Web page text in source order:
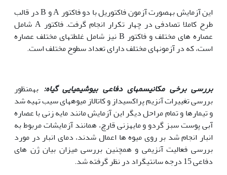
این آزمایش بهصورت آزمون فاکتوریل با دو فاکتور A و B در قالب
طرح کاملا تصادفی در چهار تکرار انجام گرفت. فاکتور A شامل
عصاره های مختلف و فاکتور B نیز شامل غلطت­های مختلف عصاره
است، که در آزمون­های مختلف دارای تعداد سطوح مختلف است.
بررسی برخی مکانیسم­های دفاعی بیوشیمیایی گیاه: به­منظور
بررسی تغییرات آنزیم پراکسیداز و کاتالاز میوه­های سیب تهیه شد
و تیمارها و تمام مراحل دیگر این آزمایش مانند مایه زنی با عصاره
آبی پوست سبز گردو و مایه­زنی قارچ، همانند آزمایشات مربوط به
انبار انجام شد بر روی میوه ها اعمال شدند، دمای انبار در مورد
بررسی فعالیت آنزیمی و همچنین بررسی میزان بیان ژن های
دفاعی 15 درجه سانتی­گراد در نظر گرفته شد.